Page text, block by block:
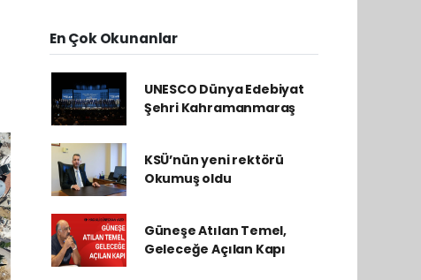
En Çok Okunanlar
UNESCO Dünya Edebiyat
Şehri Kahramanmaraş
KSÜ’nün yeni rektörü
Okumuş oldu
Güneşe Atılan Temel,
Geleceğe Açılan Kapı